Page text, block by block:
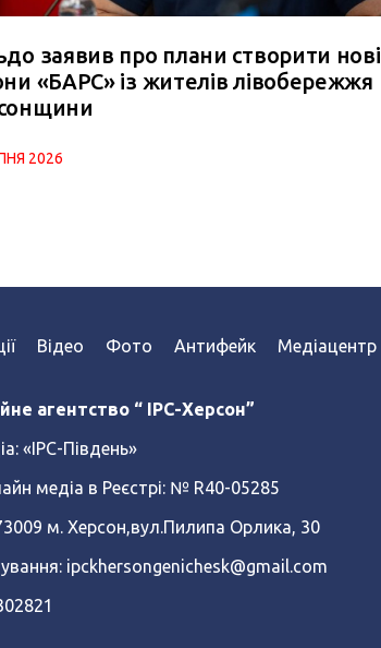
заявив про плани створити нові
«БАРС» із жителів лівобережжя
2026
Відео Фото Антифейк Медіацентр
агентство “ IPC-Херсон”
«ІРС-Південь»
медіа в Реєстрі: № R40-05285
м. Херсон,вул.Пилипа Орлика, 30
ipckhersongenichesk@gmail.com